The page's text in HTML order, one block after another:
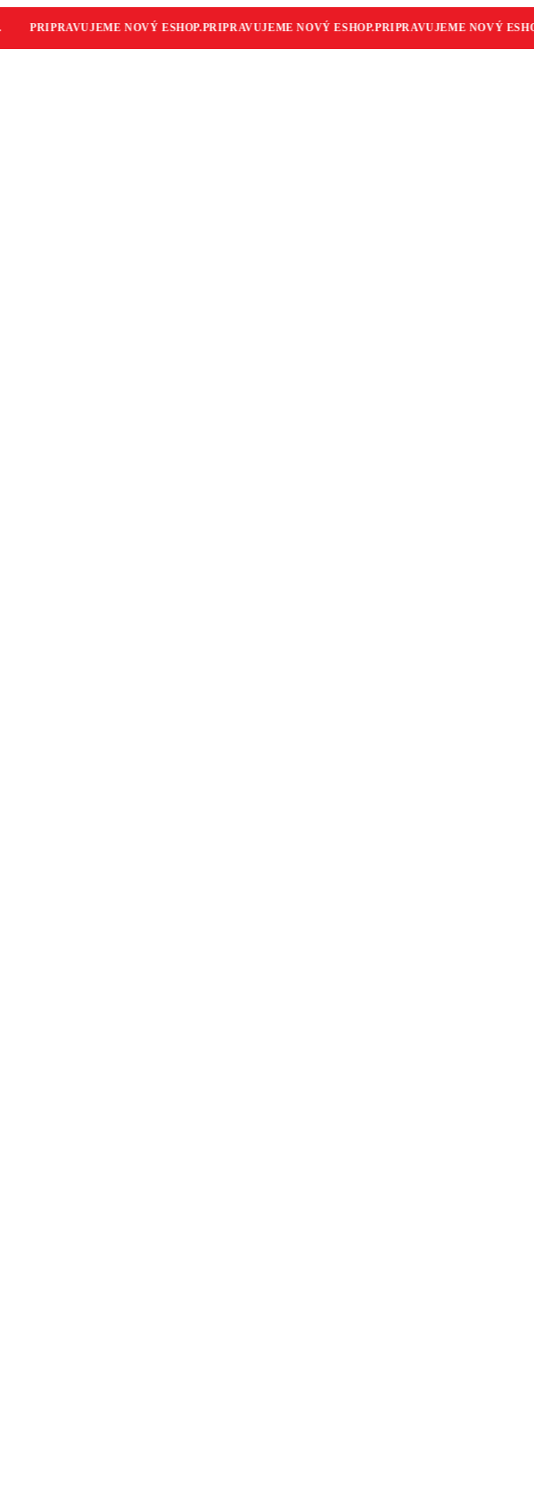
PRIPRAVUJEME NOVÝ ESHOP.PRIPRAVUJEME NOVÝ ESHOP.PRIPRAVUJEME NOVÝ ESHOP.